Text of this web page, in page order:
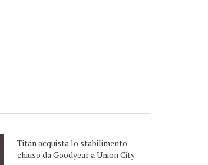
Titan acquista lo stabilimento
chiuso da Goodyear a Union City